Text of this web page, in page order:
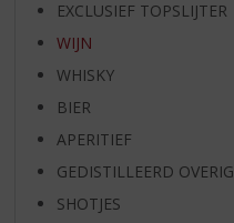
EXCLUSIEF TOPSLIJTER
WIJN
WHISKY
BIER
APERITIEF
GEDISTILLEERD OVERIG
SHOTJES